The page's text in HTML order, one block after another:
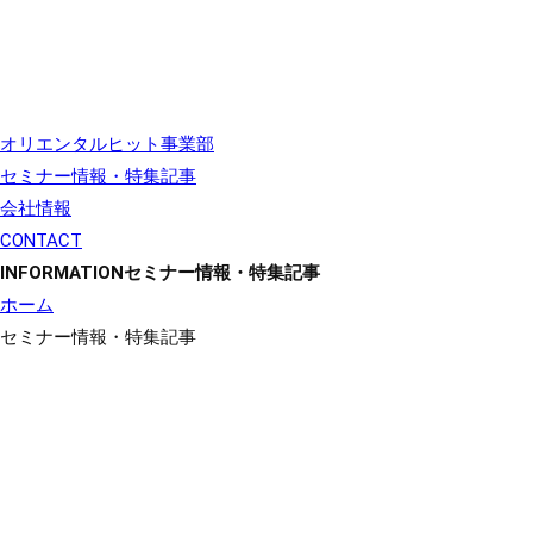
オリエンタルヒット事業部
セミナー情報・特集記事
会社情報
CONTACT
INFORMATIONセミナー情報・特集記事
ホーム
セミナー情報・特集記事